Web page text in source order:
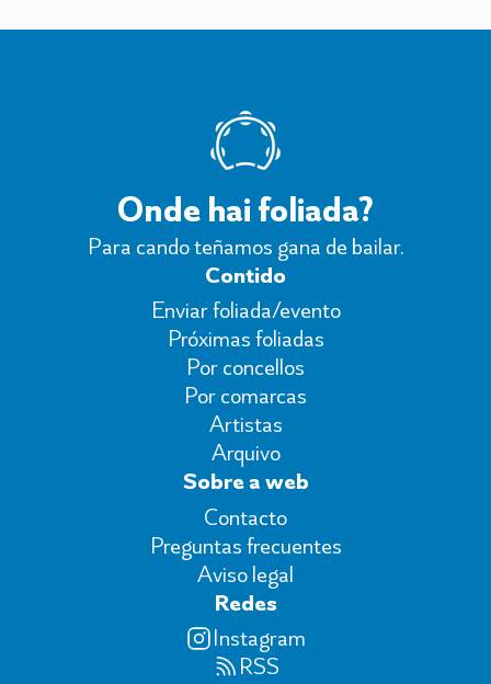
Onde hai foliada?
Para cando teñamos gana de bailar.
Contido
Enviar foliada/evento
Próximas foliadas
Por concellos
Por comarcas
Artistas
Arquivo
Sobre a web
Contacto
Preguntas frecuentes
Aviso legal
Redes
Instagram
RSS